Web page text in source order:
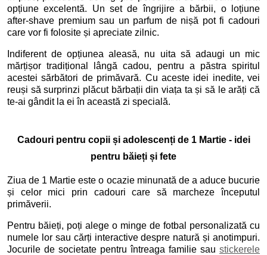
opțiune excelentă. Un set de îngrijire a bărbii, o loțiune
after-shave premium sau un parfum de nișă pot fi cadouri
care vor fi folosite și apreciate zilnic.
Indiferent de opțiunea aleasă, nu uita să adaugi un mic
mărțișor tradițional lângă cadou, pentru a păstra spiritul
acestei sărbători de primăvară. Cu aceste idei inedite, vei
reuși să surprinzi plăcut bărbații din viața ta și să le arăți că
te-ai gândit la ei în această zi specială.
Cadouri pentru copii și adolescenți de 1 Martie - idei
pentru băieți și fete
Ziua de 1 Martie este o ocazie minunată de a aduce bucurie
și celor mici prin cadouri care să marcheze începutul
primăverii.
Pentru băieți, poți alege o minge de fotbal personalizată cu
numele lor sau cărți interactive despre natură și anotimpuri.
Jocurile de societate pentru întreaga familie sau stickerele